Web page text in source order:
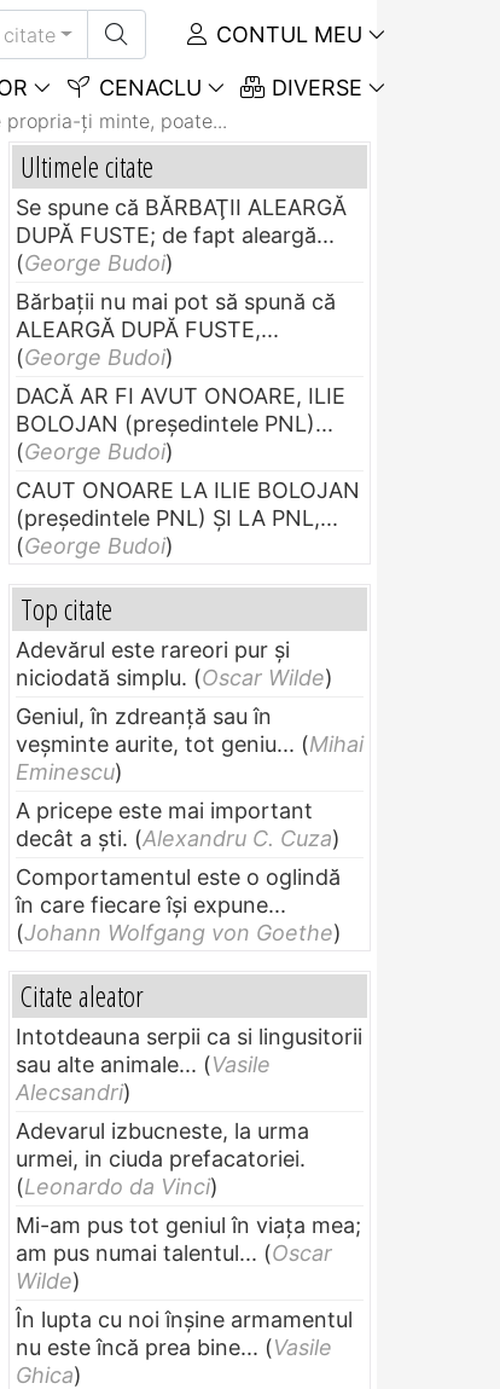
citate CONTUL MEU
CENACLU DIVERSE
ţi minte, poate...
Ultimele citate
Se spune că BĂRBAŢII ALEARGĂ
DUPĂ FUSTE; de fapt aleargă...
(George Budoi)
Bărbaţii nu mai pot să spună că
ALEARGĂ DUPĂ FUSTE,...
(George Budoi)
DACĂ AR FI AVUT ONOARE, ILIE
BOLOJAN (preşedintele PNL)...
(George Budoi)
CAUT ONOARE LA ILIE BOLOJAN
(preşedintele PNL) ŞI LA PNL,...
(George Budoi)
Top citate
Adevărul este rareori pur și
niciodată simplu. (Oscar Wilde)
Geniul, în zdreanţă sau în
veşminte aurite, tot geniu... (Mihai
Eminescu)
A pricepe este mai important
decât a ști. (Alexandru C. Cuza)
Comportamentul este o oglindă
în care fiecare își expune...
(Johann Wolfgang von Goethe)
Citate aleator
Intotdeauna serpii ca si lingusitorii
sau alte animale... (Vasile
Alecsandri)
Adevarul izbucneste, la urma
urmei, in ciuda prefacatoriei.
(Leonardo da Vinci)
Mi-am pus tot geniul în viața mea;
am pus numai talentul... (Oscar
Wilde)
În lupta cu noi înșine armamentul
nu este încă prea bine... (Vasile
Ghica)